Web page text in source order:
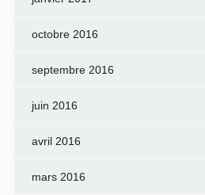
octobre 2016
septembre 2016
juin 2016
avril 2016
mars 2016